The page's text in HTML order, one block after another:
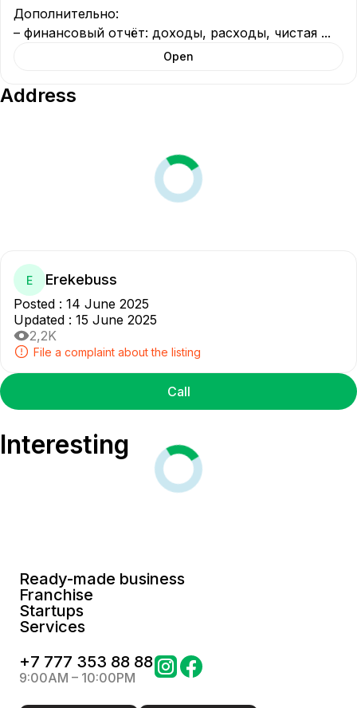
Дополнительно:
– финансовый отчёт: доходы, расходы, чистая ...
Open
Address
E Erekebuss
Posted : 14 June 2025
Updated : 15 June 2025
2,2K
File a complaint about the listing
Call
Interesting
Ready-made business
Franchise
Startups
Services
+7 777 353 88 88
9:00AM – 10:00PM